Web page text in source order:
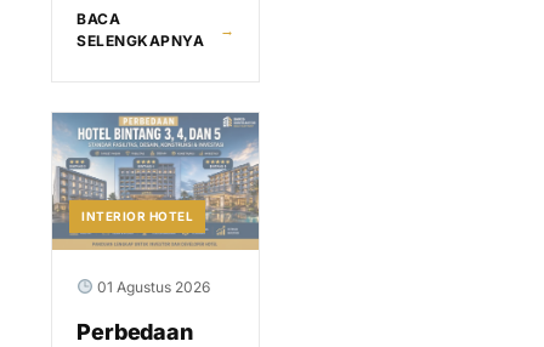
BACA
SELENGKAPNYA
→
INTERIOR HOTEL
01 Agustus 2026
Perbedaan